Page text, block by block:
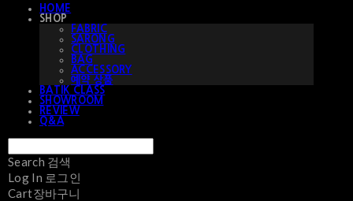
HOME
SHOP
FABRIC
SARONG
CLOTHING
BAG
ACCESSORY
예약 상품
BATIK CLASS
SHOWROOM
REVIEW
Q&A
Search 검색
Log In 로그인
Cart장바구니